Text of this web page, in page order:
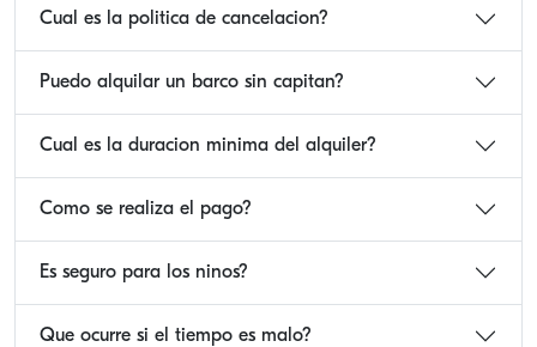
Cual es la politica de cancelacion?
Puedo alquilar un barco sin capitan?
Cual es la duracion minima del alquiler?
Como se realiza el pago?
Es seguro para los ninos?
Que ocurre si el tiempo es malo?